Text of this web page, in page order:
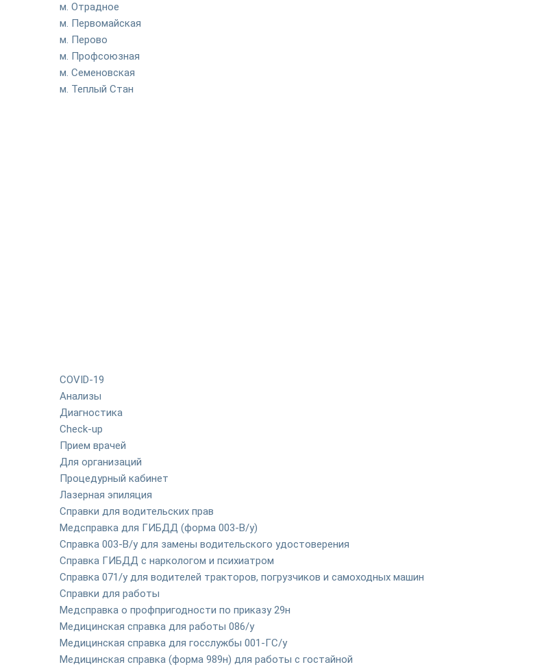
м. Отрадное
м. Первомайская
м. Перово
м. Профсоюзная
м. Семеновская
м. Теплый Стан
COVID-19
Анализы
Диагностика
Check-up
Прием врачей
Для организаций
Процедурный кабинет
Лазерная эпиляция
Справки для водительских прав
Медсправка для ГИБДД (форма 003-В/у)
Справка 003-В/у для замены водительского удостоверения
Справка ГИБДД с наркологом и психиатром
Справка 071/у для водителей тракторов, погрузчиков и самоходных машин
Справки для работы
Медсправка о профпригодности по приказу 29н
Медицинская справка для работы 086/у
Медицинская справка для госслужбы 001-ГС/у
Медицинская справка (форма 989н) для работы с гостайной